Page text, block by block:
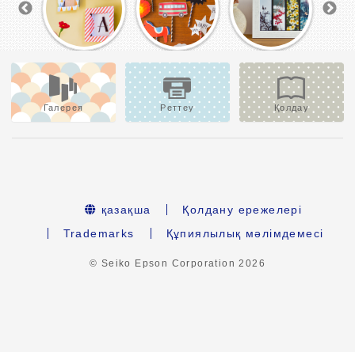
Галерея Реттеу Қолдау
қазақша
Қолдану ережелері
Trademarks
Құпиялылық мәлімдемесі
© Seiko Epson Corporation2026